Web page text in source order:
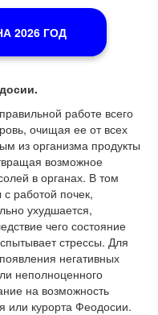
2026 ГОД
работе всего
очищая ее от всех
из организма продукты
возможное
в органах. В том
работой почек,
ухудшается,
чего состояние
стрессы. Для
негативных
неполноценного
на возможность
или курорта Феодосии.